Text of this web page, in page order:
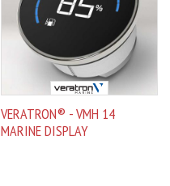
VERATRON® - VMH 14
MARINE DISPLAY